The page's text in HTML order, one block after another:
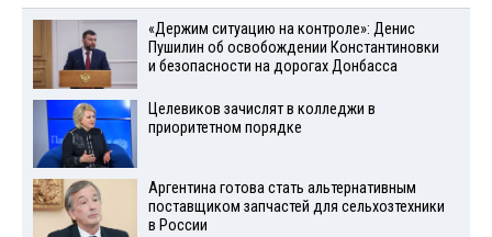
«Держим ситуацию на контроле»: Денис
Пушилин об освобождении Константиновки
и безопасности на дорогах Донбасса
Целевиков зачислят в колледжи в
приоритетном порядке
Аргентина готова стать альтернативным
поставщиком запчастей для сельхозтехники
в России